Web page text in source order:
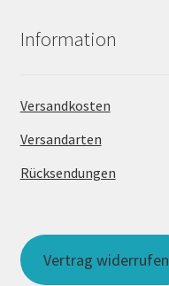
Information
Versandkosten
Versandarten
Rücksendungen
Vertrag widerrufen